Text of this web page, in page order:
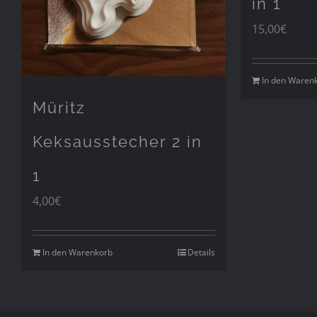
Müritz
Keksausstecher 2 in
1
4,00€
In den Warenkorb Details
in 1
15,00€
In den